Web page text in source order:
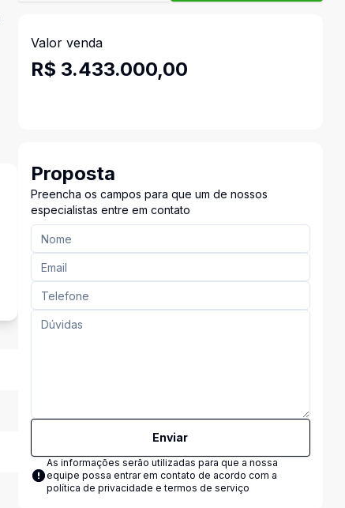
Valor venda
R$ 3.433.000,00
Proposta
Preencha os campos para que um de nossos
especialistas entre em contato
Enviar
As informações serão utilizadas para que a nossa
equipe possa entrar em contato de acordo com a
política de privacidade e termos de serviço